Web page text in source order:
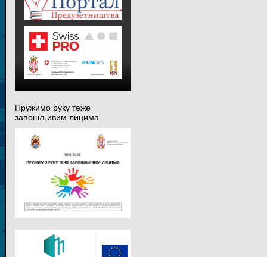
Пружимо руку теже
запошљивим лицима